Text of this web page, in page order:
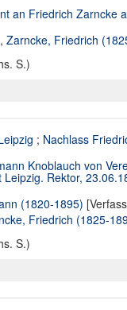
an Friedrich Zarncke
, Zarncke, Friedrich
S.)
; Nachlass
Knoblauch von
Rektor,
(1820-1895)
Friedrich (1825-
S.)